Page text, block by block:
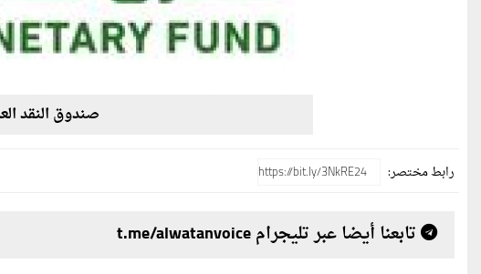
صندوق النقد
رابط مختصر:
تابعنا أيضا عبر تليجرام t.me/alwatanvoice